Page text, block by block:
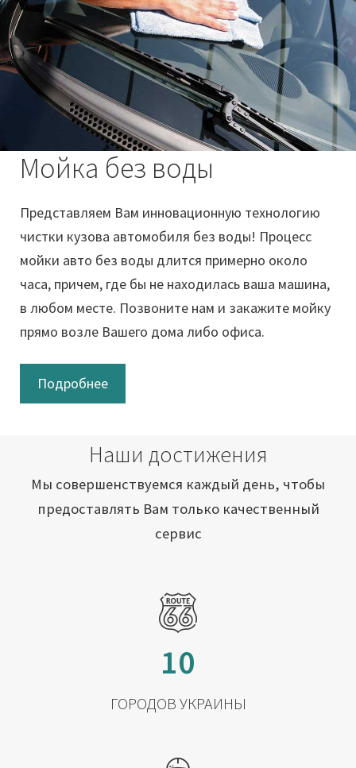
Мойка без воды
Представляем Вам инновационную технологию
чистки кузова автомобиля без воды! Процесс
мойки авто без воды длится примерно около
часа, причем, где бы не находилась ваша машина,
в любом месте. Позвоните нам и закажите мойку
прямо возле Вашего дома либо офиса.
Подробнее
Наши достижения
Мы совершенствуемся каждый день, чтобы
предоставлять Вам только качественный
сервис
10
ГОРОДОВ УКРАИНЫ